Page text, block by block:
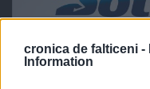
cronica de falticeni -
Information